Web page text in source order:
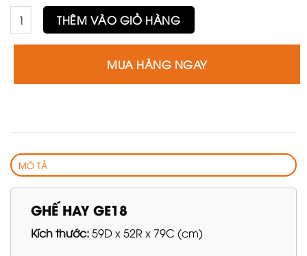
Ghế HAY GE18 số lượng
THÊM VÀO GIỎ HÀNG
MUA HÀNG NGAY
MÔ TẢ
GHẾ HAY GE18
Kích thước:59D x 52R x 79C (cm)